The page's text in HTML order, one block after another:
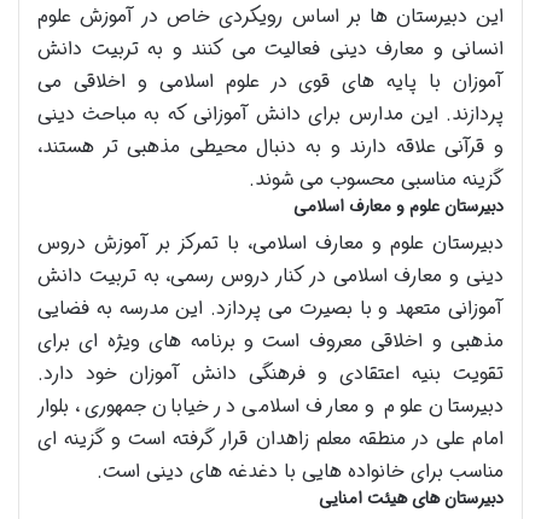
این دبیرستان ها بر اساس رویکردی خاص در آموزش علوم
انسانی و معارف دینی فعالیت می کنند و به تربیت دانش
آموزان با پایه های قوی در علوم اسلامی و اخلاقی می
پردازند. این مدارس برای دانش آموزانی که به مباحث دینی
و قرآنی علاقه دارند و به دنبال محیطی مذهبی تر هستند،
گزینه مناسبی محسوب می شوند.
دبیرستان علوم و معارف اسلامی
دبیرستان علوم و معارف اسلامی، با تمرکز بر آموزش دروس
دینی و معارف اسلامی در کنار دروس رسمی، به تربیت دانش
آموزانی متعهد و با بصیرت می پردازد. این مدرسه به فضایی
مذهبی و اخلاقی معروف است و برنامه های ویژه ای برای
تقویت بنیه اعتقادی و فرهنگی دانش آموزان خود دارد.
دبیرستان علوم و معارف اسلامی در خیابان جمهوری، بلوار
امام علی در منطقه معلم زاهدان قرار گرفته است و گزینه ای
مناسب برای خانواده هایی با دغدغه های دینی است.
دبیرستان های هیئت امنایی